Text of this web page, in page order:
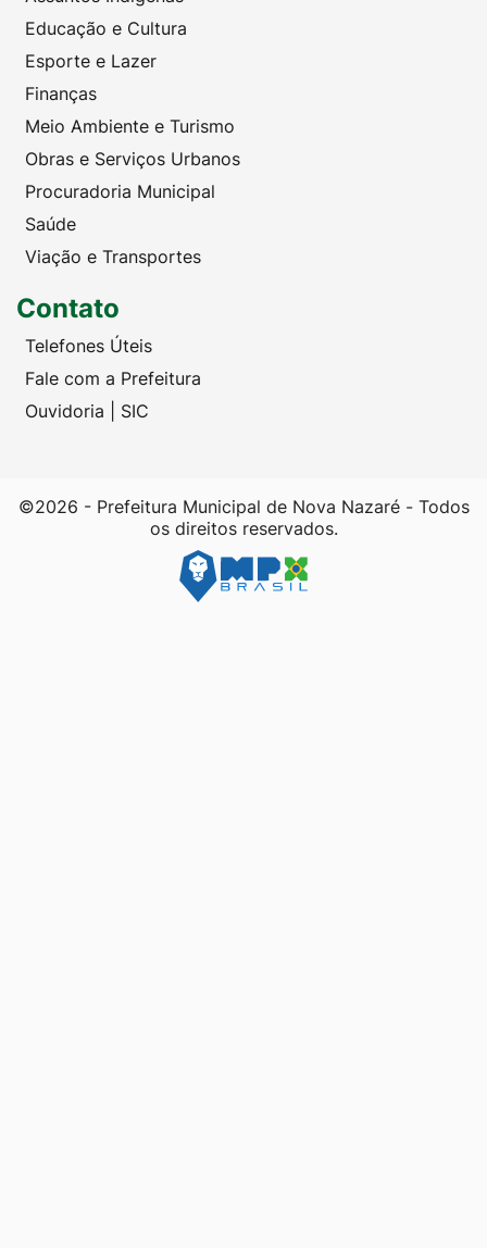
Educação e Cultura
Esporte e Lazer
Finanças
Meio Ambiente e Turismo
Obras e Serviços Urbanos
Procuradoria Municipal
Saúde
Viação e Transportes
Contato
Telefones Úteis
Fale com a Prefeitura
Ouvidoria | SIC
©2026 - Prefeitura Municipal de Nova Nazaré - Todos
os direitos reservados.